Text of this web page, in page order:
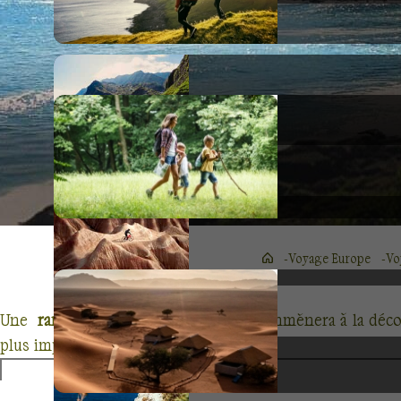
Voyage Europe
Une randonnée dans le Dourovous emmènera à la
plus important du Portugal.
Long de près de 900 kilomètres, le Douro prend sa